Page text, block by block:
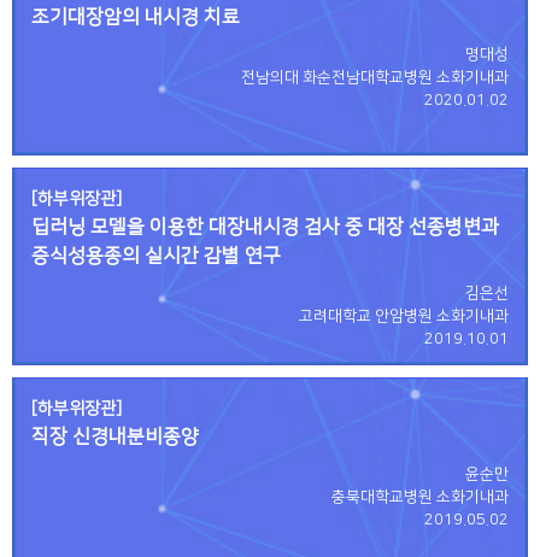
조기대장암의 내시경 치료
명대성
전남의대 화순전남대학교병원 소화기내과
2020.01.02
[하부위장관]
딥러닝 모델을 이용한 대장내시경 검사 중 대장 선종병변과
증식성용종의 실시간 감별 연구
김은선
고려대학교 안암병원 소화기내과
2019.10.01
[하부위장관]
직장 신경내분비종양
윤순만
충북대학교병원 소화기내과
2019.05.02